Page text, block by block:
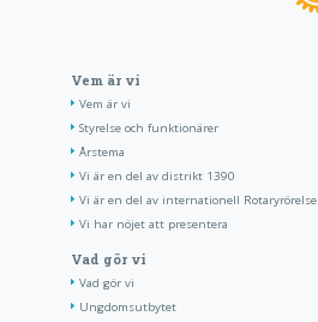
Vem är vi
Vem är vi
Styrelse och funktionärer
Årstema
Vi är en del av distrikt 1390
Vi är en del av internationell Rotaryrörelse
Vi har nöjet att presentera
Vad gör vi
Vad gör vi
Ungdomsutbytet